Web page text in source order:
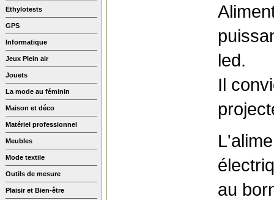
Ethylotests
GPS
Informatique
Jeux Plein air
Jouets
La mode au féminin
Maison et déco
Matériel professionnel
Meubles
Mode textile
Outils de mesure
Plaisir et Bien-être
led.
Il
au